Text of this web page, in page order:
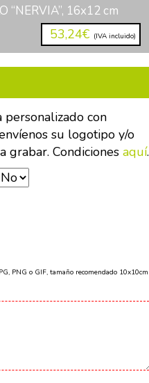
“NERVIA”, 16x12 cm
53,24€ (IVA incluido)
con
su logotipo y/o
grabar. Condiciones aquí.
PNG o GIF, tamaño recomendado 10x10cm